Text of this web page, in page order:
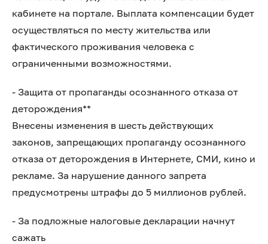
кабинете на портале. Выплата компенсации будет
осуществляться по месту жительства или
фактического проживания человека с
ограниченными возможностями.
- Защита от пропаганды осознанного отказа от
деторождения**
Внесены изменения в шесть действующих
законов, запрещающих пропаганду осознанного
отказа от деторождения в Интернете, СМИ, кино и
рекламе. За нарушение данного запрета
предусмотрены штрафы до 5 миллионов рублей.
- За подложные налоговые декларации начнут
сажать